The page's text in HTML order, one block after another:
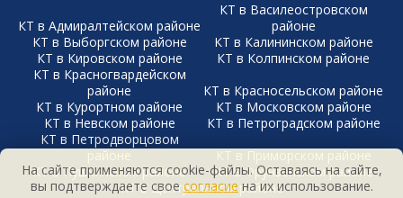
КТ в Адмиралтейском районе
КТ в Василеостровском
районе
КТ в Выборгском районе
КТ в Калининском районе
КТ в Кировском районе
КТ в Колпинском районе
КТ в Красногвардейском
районе
КТ в Красносельском районе
КТ в Курортном районе
КТ в Московском районе
КТ в Невском районе
КТ в Петроградском районе
КТ в Петродворцовом
районе
КТ в Приморском районе
КТ в Пушкинском районе
КТ в Фрунзенском районе
КТ в Центральном районе
На сайте применяются cookie-файлы. Оставаясь на сайте,
вы подтверждаете своесогласиена их использование.